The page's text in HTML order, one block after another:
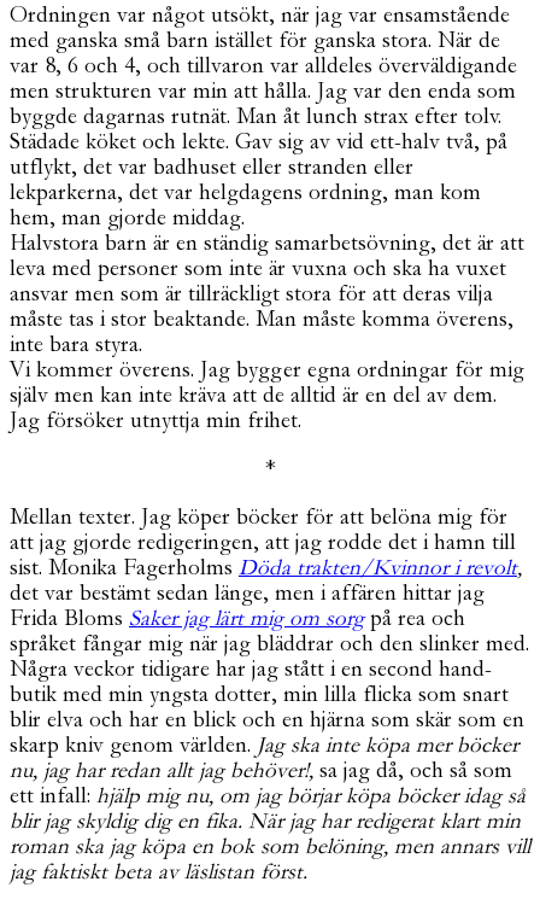
Ordningen var något utsökt, när jag var ensamstående
med ganska små barn istället för ganska stora. När de
var 8, 6 och 4, och tillvaron var alldeles överväldigande
men strukturen var min att hålla. Jag var den enda som
byggde dagarnas rutnät. Man åt lunch strax efter tolv.
Städade köket och lekte. Gav sig av vid ett-halv två, på
utflykt, det var badhuset eller stranden eller
lekparkerna, det var helgdagens ordning, man kom
hem, man gjorde middag.
Halvstora barn är en ständig samarbetsövning, det är att
leva med personer som inte är vuxna och ska ha vuxet
ansvar men som är tillräckligt stora för att deras vilja
måste tas i stor beaktande. Man måste komma överens,
inte bara styra.
Vi kommer överens. Jag bygger egna ordningar för mig
själv men kan inte kräva att de alltid är en del av dem.
Jag försöker utnyttja min frihet.
*
Mellan texter. Jag köper böcker för att belöna mig för
att jag gjorde redigeringen, att jag rodde det i hamn till
sist. Monika Fagerholms Döda trakten/Kvinnor i revolt,
det var bestämt sedan länge, men i affären hittar jag
Frida Bloms Saker jag lärt mig om sorg på rea och
språket fångar mig när jag bläddrar och den slinker med.
Några veckor tidigare har jag stått i en second hand-
butik med min yngsta dotter, min lilla flicka som snart
blir elva och har en blick och en hjärna som skär som en
skarp kniv genom världen. Jag ska inte köpa mer böcker
nu, jag har redan allt jag behöver!, sa jag då, och så som
ett infall: hjälp mig nu, om jag börjar köpa böcker idag så
blir jag skyldig dig en fika. När jag har redigerat klart min
roman ska jag köpa en bok som belöning, men annars vill
jag faktiskt beta av läslistan först.